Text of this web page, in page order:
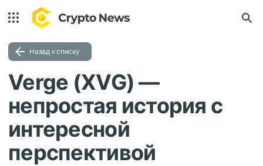
Назад к списку
Verge (XVG) —
непростая история с
интересной
перспективой